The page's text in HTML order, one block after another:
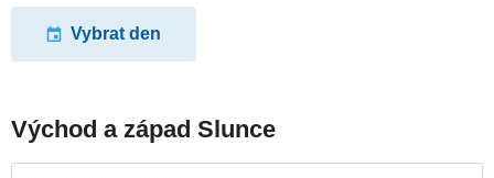
Vybrat den
Východ a západ Slunce